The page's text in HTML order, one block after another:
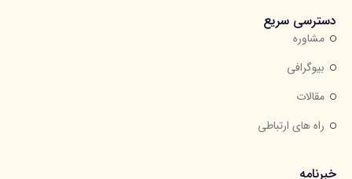
دسترسی سریع
مشاوره
بیوگرافی
مقالات
راه های ارتباطی
خبرنامه